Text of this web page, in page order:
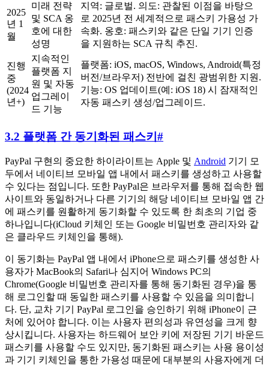
2025
년 1
월
미래 전략
및 SCA 옹
호에 대한
성명
지역: 글로벌. 의도: 관찰된 이점을 바탕으
로 2025년 전 세계적으로 패스키 가용성 가
속화. 옹호: 패스키와 같은 단일 기기 인증
을 지원하는 SCA 규칙 추진.
진행
중
(2024
년+)
지속적인
플랫폼 지
원 및 자동
업그레이
드 기능
플랫폼: iOS, macOS, Windows, Android(특정
버전/브라우저) 전반에 걸친 광범위한 지원.
기능: OS 업데이트(예: iOS 18) 시 잠재적인
자동 패스키 생성/업그레이드.
3.2 플랫폼 간 동기화된 패스키 #
PayPal 구현의 중요한 하이라이트는 Apple 및 Android 기기 모
두에서 네이티브 모바일 앱 내에서 패스키를 생성하고 사용할
수 있다는 점입니다. 또한 PayPal은 브라우저를 통해 접속한 웹
사이트와 동일하거나 다른 기기의 해당 네이티브 모바일 앱 간
에 패스키를 원활하게 동기화할 수 있도록 한 최초의 기업 중
하나입니다(iCloud 키체인 또는 Google 비밀번호 관리자와 같
은 클라우드 키체인을 통해).
이 동기화는 PayPal 앱 내에서 iPhone으로 패스키를 생성한 사
용자가 MacBook의 Safari나 심지어 Windows PC의
Chrome(Google 비밀번호 관리자를 통해 동기화된 경우)을 통
해 로그인할 때 동일한 패스키를 사용할 수 있음을 의미합니
다. 단, 교차 기기 PayPal 로그인을 승인하기 위해 iPhone이 근
처에 있어야 합니다. 이는 사용자 편의성과 유연성을 크게 향
상시킵니다. 사용자는 하드웨어 보안 키에 저장된 기기 바운드
패스키를 사용할 수도 있지만, 동기화된 패스키는 사용 용이성
과 기기 키체인을 통한 가용성 때문에 대부분의 사용자에게 더